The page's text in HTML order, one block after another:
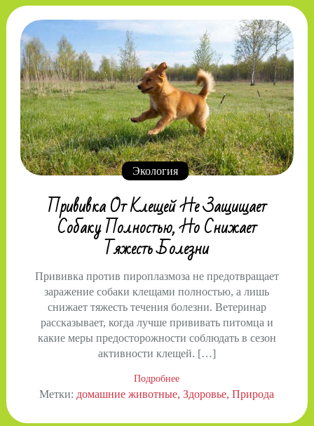
Экология
Прививка От Клещей Не Защищает
Собаку Полностью, Но Снижает
Тяжесть Болезни
Прививка против пироплазмоза не предотвращает
заражение собаки клещами полностью, а лишь
снижает тяжесть течения болезни. Ветеринар
рассказывает, когда лучше прививать питомца и
какие меры предосторожности соблюдать в сезон
активности клещей. […]
Подробнее
Метки: домашние животные Здоровье Природа